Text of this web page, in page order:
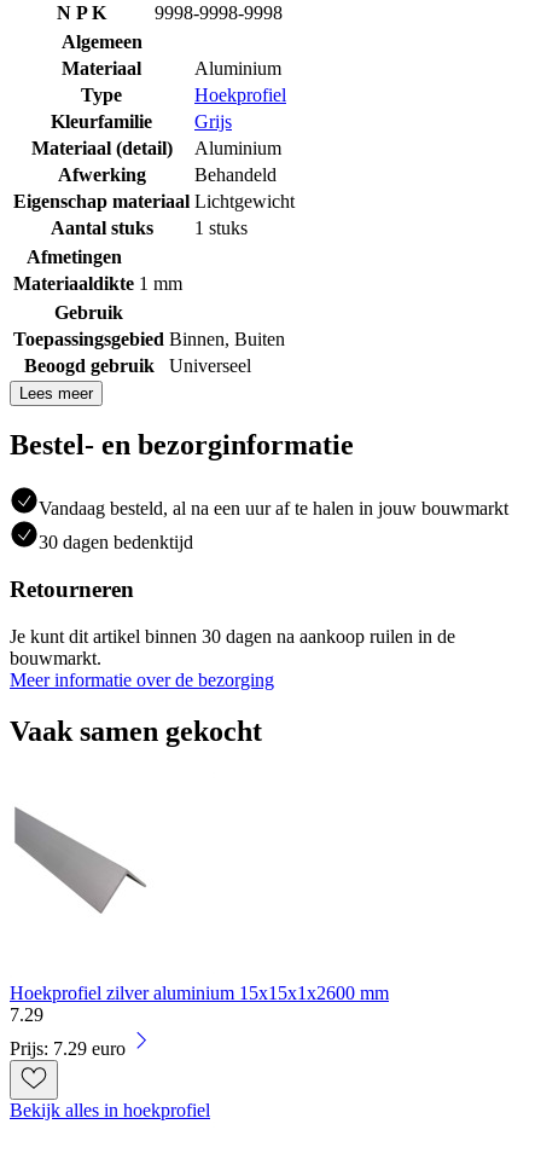
N P K
9998-9998-9998
Algemeen
Materiaal
Aluminium
Type
Hoekprofiel
Kleurfamilie
Grijs
Materiaal (detail)
Aluminium
Afwerking
Behandeld
Eigenschap materiaal Lichtgewicht
Aantal stuks
1 stuks
Afmetingen
Materiaaldikte 1 mm
Gebruik
Toepassingsgebied Binnen, Buiten
Beoogd gebruik
Universeel
Lees meer
Bestel- en bezorginformatie
Vandaag besteld, al na een uur af te halen in jouw bouwmarkt
30 dagen bedenktijd
Retourneren
Je kunt dit artikel binnen 30 dagen na aankoop ruilen in de
bouwmarkt.
Meer informatie over de bezorging
Vaak samen gekocht
Hoekprofiel zilver aluminium 15x15x1x2600 mm
7.29
Prijs: 7.29 euro
Bekijk alles in hoekprofiel